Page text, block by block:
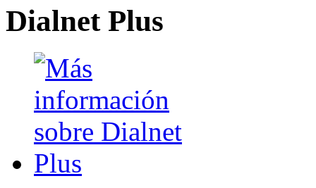
Dialnet Plus